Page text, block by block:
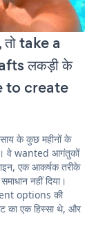
take a
लकड़ी के
to create
के कुछ महीनों के
वे wanted आगंतुकों
एक आकर्षक तरीके
नहीं दिया।
options की
का एक हिस्सा थे, और